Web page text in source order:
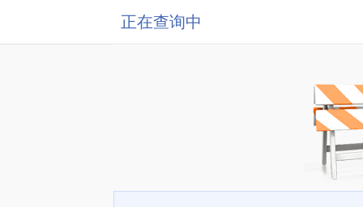
正在查询中